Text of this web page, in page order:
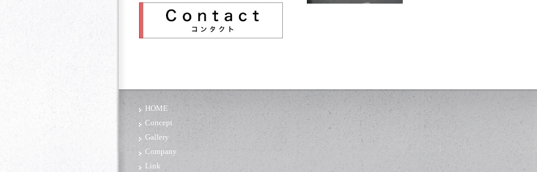
HOME
Concept
Gallery
Company
Link